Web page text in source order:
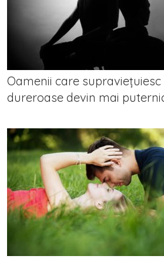
Oamenii care
dureroase devin mai